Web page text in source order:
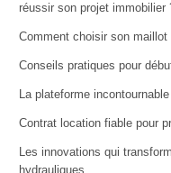
réussir son projet immobilier
Comment choisir son
Conseils pratiques pour
La plateforme
Contrat location fiable pour
Les innovations qui
hydrauliques